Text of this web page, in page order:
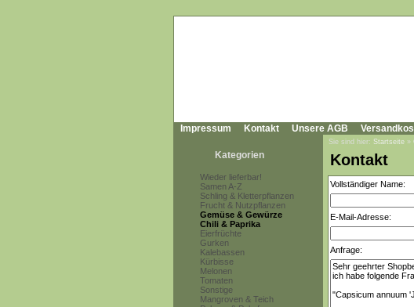
Impressum Kontakt Unsere AGB
Kategorien
Wieder lieferbar!
Samen A-Z
Schling & Kletterpflanzen
Frucht & Nutzpflanzen
Gemüse & Gewürze
Chili & Paprika
Eierfrüchte
Gurken
Kalebassen
Kürbisse
Melonen
Tomaten
Sonstige
Mangroven & Teich
Sie sind hier: Startseite »
Kontakt
Vollständiger Name:
E-Mail-Adresse:
Anfrage: